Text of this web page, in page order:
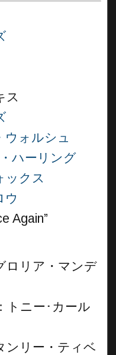
ス
ウォルシュ
ハーリング
ックス
ウ
Again”
ロリア・マンデ
：トニー･カール
ンリー・ティベ